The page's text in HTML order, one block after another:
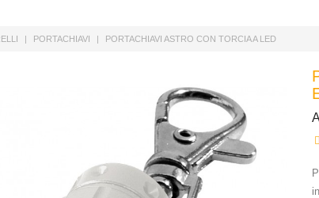
PORTACHIAVI PORTACHIAVI ASTRO CON TORCIA A LED